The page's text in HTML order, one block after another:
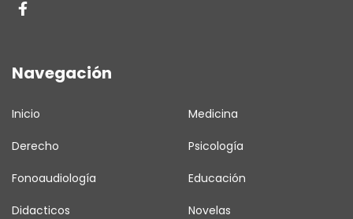
Navegación
Inicio Medicina
Derecho Psicología
Fonoaudiología Educación
Didacticos Novelas